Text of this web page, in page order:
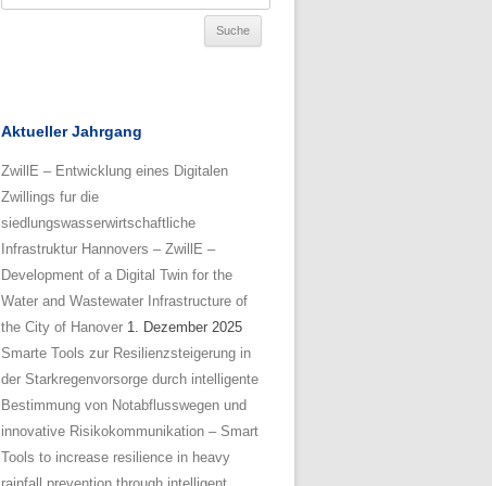
Aktueller Jahrgang
ZwillE – Entwicklung eines Digitalen
Zwillings fur die
siedlungswasserwirtschaftliche
Infrastruktur Hannovers – ZwillE –
Development of a Digital Twin for the
Water and Wastewater Infrastructure of
the City of Hanover 1. Dezember 2025
Smarte Tools zur Resilienzsteigerung in
der Starkregenvorsorge durch intelligente
Bestimmung von Notabflusswegen und
innovative Risikokommunikation – Smart
Tools to increase resilience in heavy